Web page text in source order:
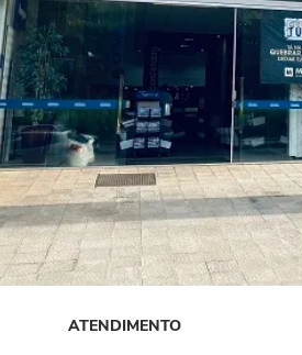
ATENDIMENTO